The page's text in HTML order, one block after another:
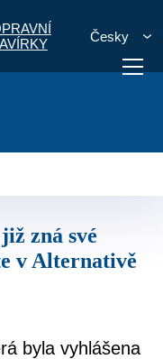
Česky
v Alternativě
byla vyhlášena